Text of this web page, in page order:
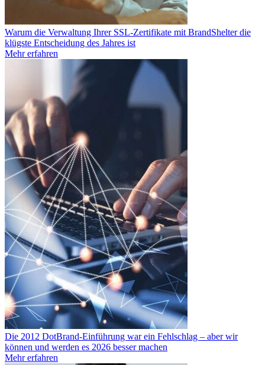
Warum die Verwaltung Ihrer SSL-Zertifikate mit BrandShelter die
klügste Entscheidung des Jahres ist
Mehr erfahren
Die 2012 DotBrand-Einführung war ein Fehlschlag – aber wir
können und werden es 2026 besser machen
Mehr erfahren